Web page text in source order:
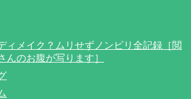
ィメイク？ムリせずノンビリ全記録［閲
んのお腹が写ります］